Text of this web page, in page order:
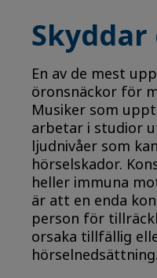
En av de mest
öronsnäckor för
Musiker som
arbetar i studior
ljudnivåer som
hörselskador.
heller immuna
är att en enda
person för
orsaka tillfällig
hörselnedsättning.